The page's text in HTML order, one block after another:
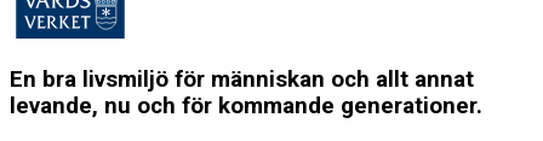
En bra livsmiljö för människan och allt annat
levande, nu och för kommande generationer.